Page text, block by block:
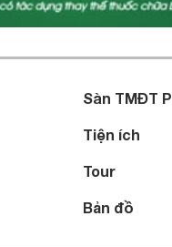
Sàn TMĐT P
Tiện ích
Tour
Bản đồ